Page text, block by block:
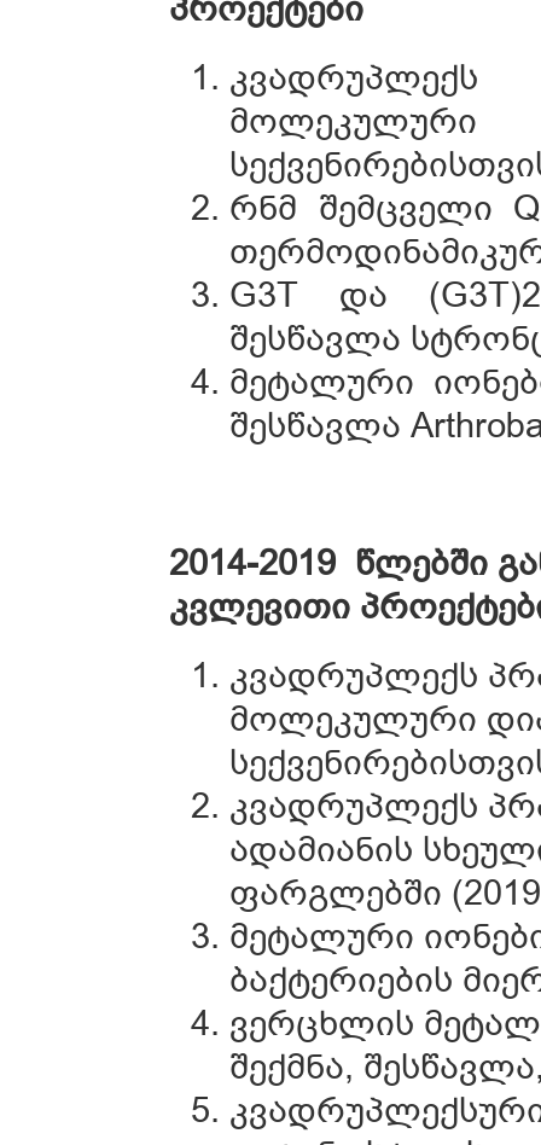
რნმ შემცველი
G3T და
შესწავლა
მეტალური
შესწავლა
2014-2019 წლებში
კვლევითი
კვადრუპლექს
მოლეკულური
კვადრუპლექს
ადამიანის
ფარგლებში
მეტალური
ბაქტერიების
ვერცხლის
შექმნა,